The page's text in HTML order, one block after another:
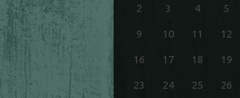
2 3 4 5
9 10 11 12
16 17 18 19
23 24 25 26